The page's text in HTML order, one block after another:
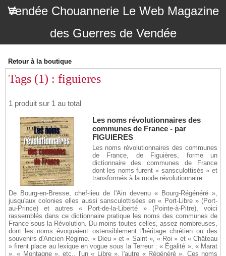
Vendée Chouannerie Le Web Magazine
des Guerres de Vendée
Retour à la boutique
Tags (1) : figuieres
1 produit sur 1 au total
Les noms révolutionnaires des
communes de France - par
FIGUIERES
Les noms révolutionnaires des communes
de France, de Figuières, forme un
dictionnaire des communes de France
dont les noms furent « sansculottisés » et
transformés à la mode révolutionnaire
De Bourg-en-Bresse, chef-lieu de l'Ain devenu « Bourg-Régénéré »,
jusqu'aux colonies elles aussi sansculottisées en « Port-Libre » (Port-
au-Prince) et autres « Port-de-la-Liberté » (Pointe-à-Pitre), voici
rassemblés dans ce dictionnaire pratique les noms des communes de
France sous la Révolution. Du moins toutes celles, assez nombreuses,
dont les noms évoquaient ostensiblement l'héritage chrétien ou des
souvenirs d'Ancien Régime. « Dieu » et « Saint », « Roi » et « Château
» firent place au lexique en vogue sous la Terreur : « Égalité », « Marat
», « Montagne », etc., l'un « Libre », l'autre « Régénéré ». Ces noms